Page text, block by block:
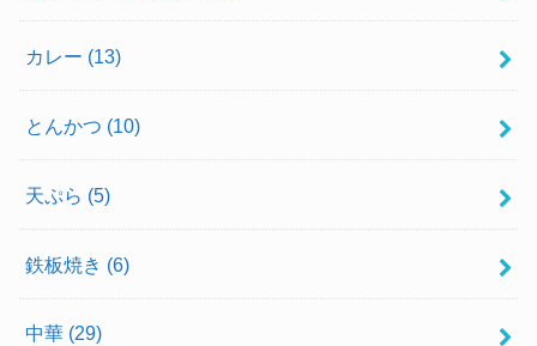
カレー (13)
とんかつ (10)
天ぷら (5)
鉄板焼き (6)
中華 (29)